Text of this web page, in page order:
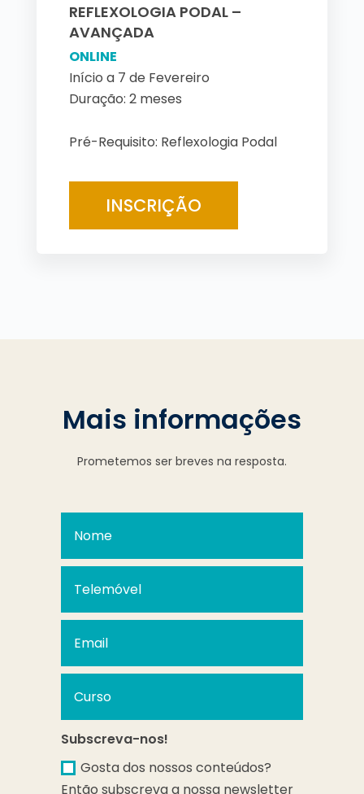
REFLEXOLOGIA PODAL –
AVANÇADA
ONLINE
Início a 7 de Fevereiro
Duração: 2 meses
Pré-Requisito: Reflexologia Podal
INSCRIÇÃO
Mais informações
Prometemos ser breves na resposta.
Subscreva-nos!
Gosta dos nossos conteúdos?
Então subscreva a nossa newsletter